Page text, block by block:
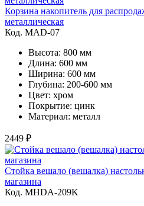
Корзина накопитель для
металлическая
Код. MAD-07
Высота: 800 мм
Длина: 600 мм
Ширина: 600 мм
Глубина: 200-600 мм
Цвет: хром
Покрытие: цинк
Материал: металл
2449 ₽
Стойка вешало (вешалка)
магазина
Код. MHDA-209K